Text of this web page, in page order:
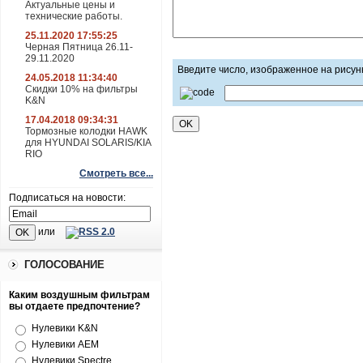
Актуальные цены и
технические работы.
25.11.2020 17:55:25
Черная Пятница 26.11-
29.11.2020
24.05.2018 11:34:40
Скидки 10% на фильтры
K&N
17.04.2018 09:34:31
Тормозные колодки HAWK
для HYUNDAI SOLARIS/KIA
RIO
Смотреть все...
Подписаться на новости:
или
ГОЛОСОВАНИЕ
Каким воздушным фильтрам
вы отдаете предпочтение?
Нулевики K&N
Нулевики AEM
Нулевики Spectre
Введите число, изображенное на